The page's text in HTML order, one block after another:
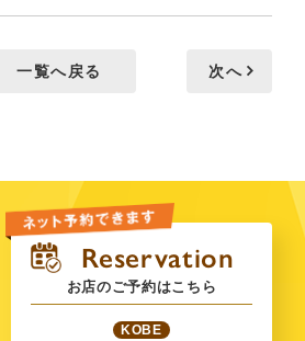
一覧へ戻る 次へ
お店のご予約はこちら
KOBE